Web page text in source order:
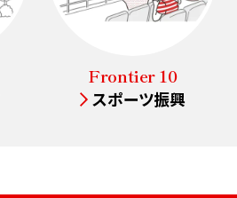
Frontier 10
スポーツ振興